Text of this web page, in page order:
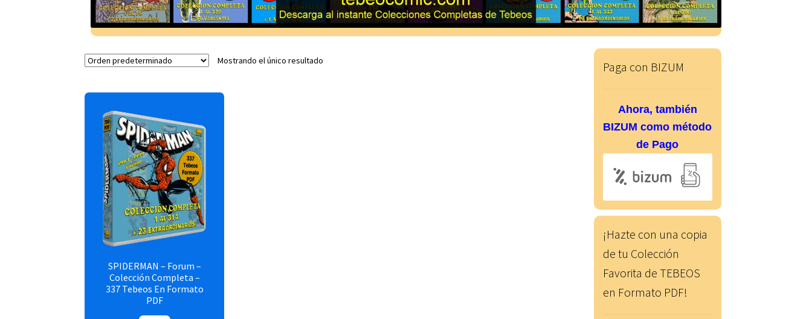
Mostrando el único resultado
SPIDERMAN – Forum –
Colección Completa –
337 Tebeos En Formato
PDF
Paga con BIZUM
Ahora, también
BIZUM como método
de Pago
¡Hazte con una copia
de tu Colección
Favorita de TEBEOS
en Formato PDF!